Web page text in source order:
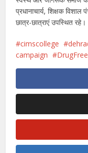
प्रधानाचार्य, शिक्षक
छात्र-छात्राएं उपस्थित रहे।
cimscollege
campaign
DrugFree